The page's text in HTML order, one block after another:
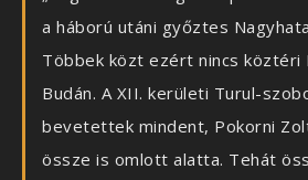
a háború utáni győztes
Többek közt ezért nincs köztéri
Budán. A XII. kerületi Turul-
bevetettek mindent, Pokorni
össze is omlott alatta. Tehát